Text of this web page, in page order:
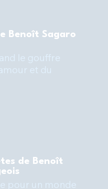
Benoît Sagaro
de Benoît